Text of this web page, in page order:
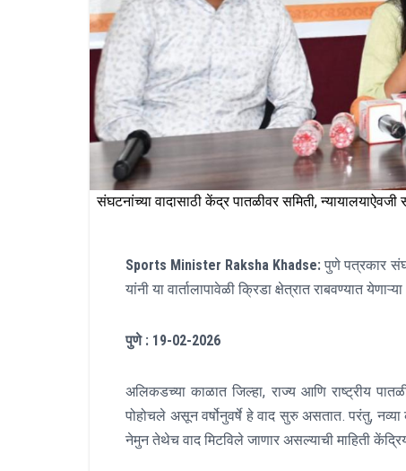
संघटनांच्या वादासाठी केंद्र पातळीवर समिती,
Sports Minister Raksha Khadse: पुणे पत्रकार
यांनी या वार्तालापावेळी क्रिडा क्षेत्रात राबवण्यात
पुणे: 19-02-2026
अलिकडच्या काळात जिल्‍हा, राज्य आणि राष्ट्रीय
पोहोचले असून वर्षोनुवर्षे हे वाद सुरु असतात.परंतु,
नेमुन तेथेच वाद मिटविले जाणार असल्याची माहिती